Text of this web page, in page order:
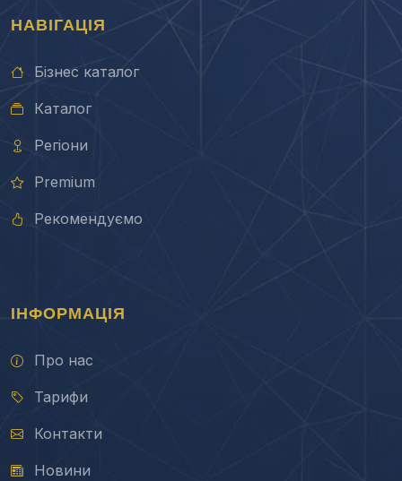
НАВІГАЦІЯ
Бізнес каталог
Каталог
Регіони
Premium
Рекомендуємо
ІНФОРМАЦІЯ
Про нас
Тарифи
Контакти
Новини